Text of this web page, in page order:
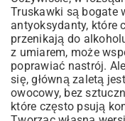
Truskawki są bogate
antyoksydanty, które
przenikają do
z umiarem, może
poprawiać nastrój.
się, główną zaletą
owocowy, bez
które często psują